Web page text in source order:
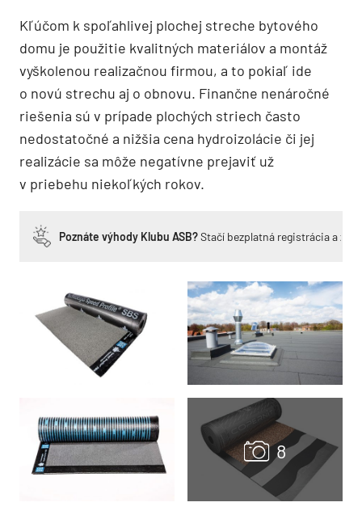
Kľúčom k spoľahlivej plochej streche bytového
domu je použitie kvalitných materiálov a montáž
vyškolenou realizačnou firmou, a to pokiaľ ide
o novú strechu aj o obnovu. Finančne nenáročné
riešenia sú v prípade plochých striech často
nedostatočné a nižšia cena hydroizolácie či jej
realizácie sa môže negatívne prejaviť už
v priebehu niekoľkých rokov.
Poznáte výhody Klubu ASB?Stačí bezplatná registrácia a